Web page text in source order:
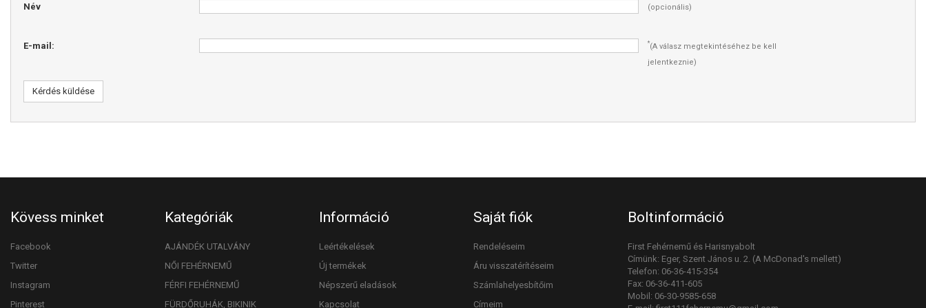
Név (opcionális)
E-mail: *(A válasz megtekintéséhez be kell
jelentkeznie)
Kérdés küldése
Kövess minket
Facebook
Twitter
Instagram
Pinterest
Kategóriák
AJÁNDÉK UTALVÁNY
NŐI FEHÉRNEMŰ
FÉRFI FEHÉRNEMŰ
FÜRDŐRUHÁK, BIKINIK
Információ
Leértékelések
Új termékek
Népszerű eladások
Kapcsolat
Saját fiók
Rendeléseim
Áru visszatérítéseim
Számlahelyesbítőim
Címeim
Boltinformáció
First Fehérnemű és Harisnyabolt
Címünk: Eger, Szent János u. 2. (A McDonad's mellett)
Telefon: 06-36-415-354
Fax: 06-36-411-605
Mobil: 06-30-9585-658